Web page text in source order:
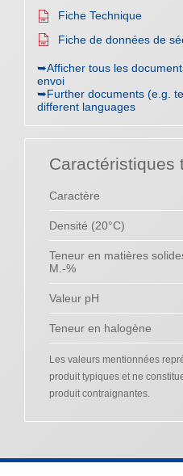
Fiche Technique
Fiche de données de
➥Afficher tous les
envoi
➥Further documents (e.g.
different languages
Caractéristiques
Caractère
Densité (20°C)
Teneur en matières
M.-%
Valeur pH
Teneur en halogène
Les valeurs mentionnées
produit typiques et ne
produit contraignantes.